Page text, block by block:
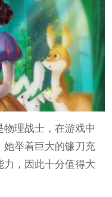
理战士，在游戏中
举着巨大的镰刀充
，因此十分值得大